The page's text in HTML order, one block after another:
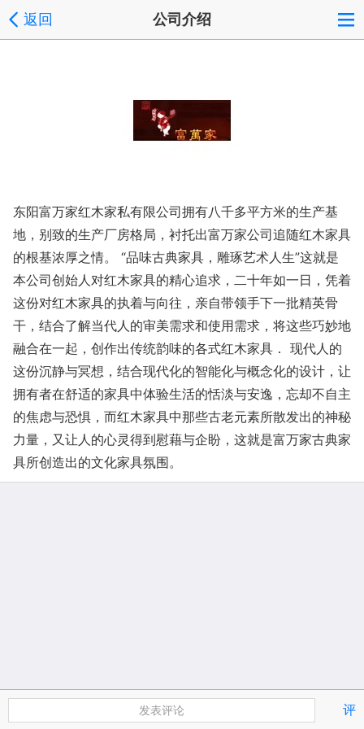
返回 公司介绍
东阳富万家红木家私有限公司拥有八千多平方米的生产基
地，别致的生产厂房格局，衬托出富万家公司追随红木家具
的根基浓厚之情。 “品味古典家具，雕琢艺术人生”这就是
本公司创始人对红木家具的精心追求，二十年如一日，凭着
这份对红木家具的执着与向往，亲自带领手下一批精英骨
干，结合了解当代人的审美需求和使用需求，将这些巧妙地
融合在一起，创作出传统韵味的各式红木家具． 现代人的
这份沉静与冥想，结合现代化的智能化与概念化的设计，让
拥有者在舒适的家具中体验生活的恬淡与安逸，忘却不自主
的焦虑与恐惧，而红木家具中那些古老元素所散发出的神秘
力量，又让人的心灵得到慰藉与企盼，这就是富万家古典家
具所创造出的文化家具氛围。
发表评论 评